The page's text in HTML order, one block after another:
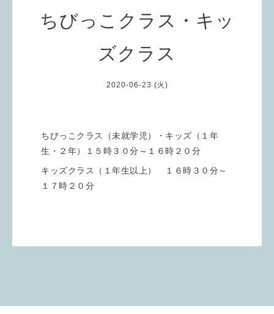
ちびっこクラス・キッ
ズクラス
2020-06-23 (火)
ちびっこクラス（未就学児）・キッズ（１年
生・２年）１５時３０分～１６時２０分
キッズクラス（１年生以上） １６時３０分～
１７時２０分